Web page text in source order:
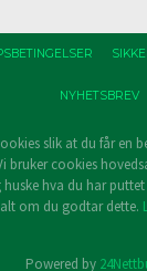
NYHETSBREV
slik at du får en
bruker cookies
hva du har
om du godtar dette.
Powered by